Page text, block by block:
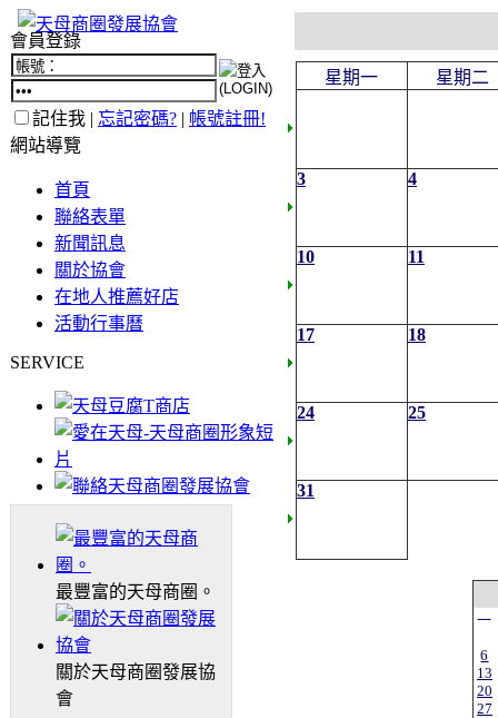
會員登錄
記住我 | 忘記密碼? | 帳號註冊!
網站導覽
首頁
聯絡表單
新聞訊息
關於協會
在地人推薦好店
活動行事曆
SERVICE
最豐富的天母商圈。
關於天母商圈發展協
會
星期一 星期二
3 4
10 11
17 18
24 25
31
一
6
13
20
27